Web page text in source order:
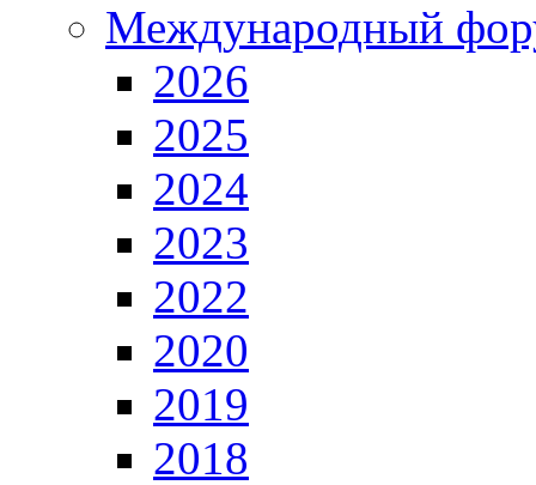
Международный
2026
2025
2024
2023
2022
2020
2019
2018